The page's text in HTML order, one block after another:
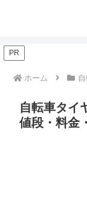
PR
ホーム
自転車タイ
値段・料金